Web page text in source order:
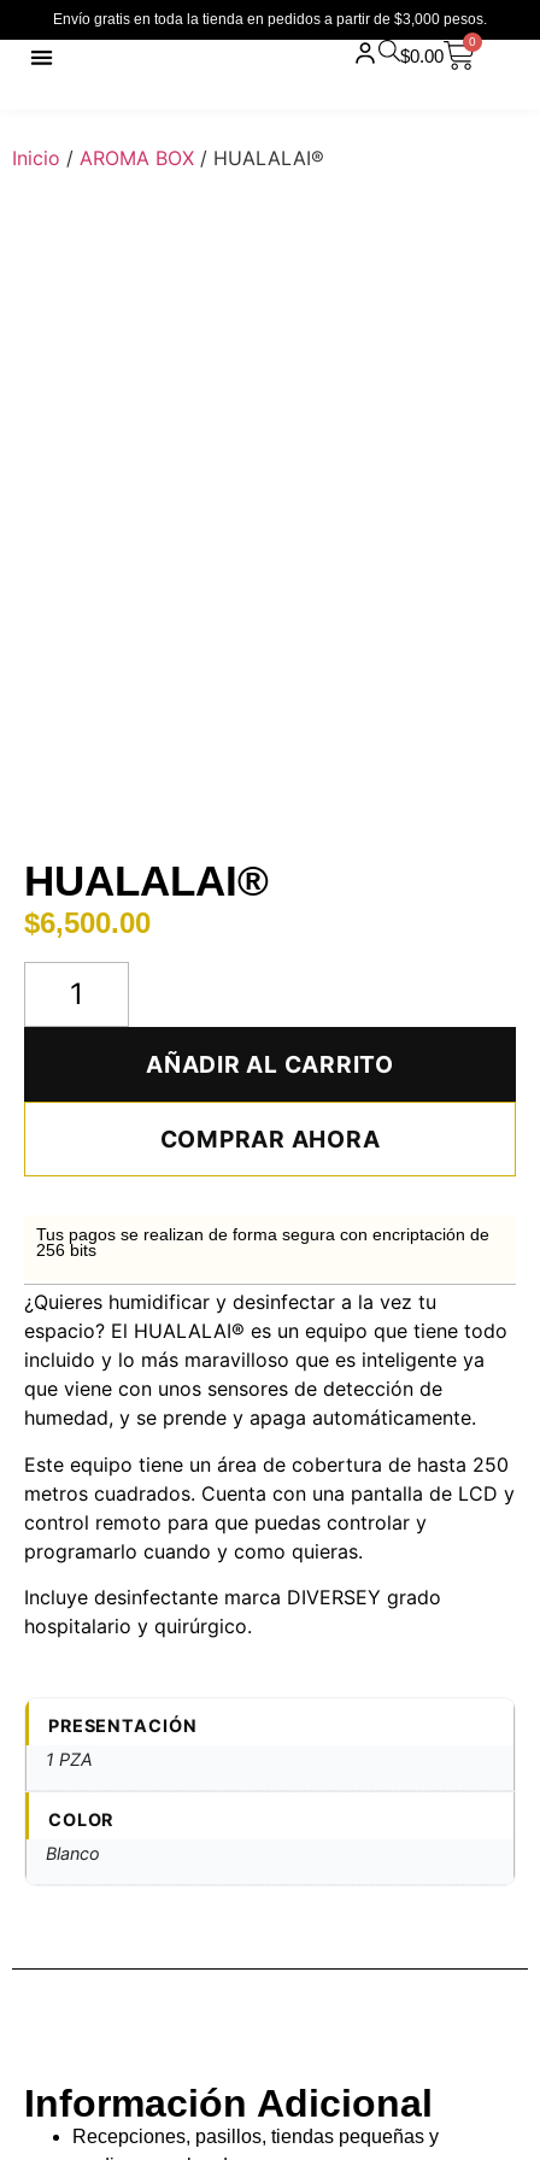
Envío gratis en toda la tienda en pedidos a partir de $3,000 pesos.
$0.00
0
Inicio / AROMA BOX / HUALALAI®
HUALALAI®
$6,500.00
AÑADIR AL CARRITO
COMPRAR AHORA
Tus pagos se realizan de forma segura con encriptación de
256 bits
¿Quieres humidificar y desinfectar a la vez tu
espacio? El HUALALAI® es un equipo que tiene todo
incluido y lo más maravilloso que es inteligente ya
que viene con unos sensores de detección de
humedad, y se prende y apaga automáticamente.
Este equipo tiene un área de cobertura de hasta 250
metros cuadrados. Cuenta con una pantalla de LCD y
control remoto para que puedas controlar y
programarlo cuando y como quieras.
Incluye desinfectante marca DIVERSEY grado
hospitalario y quirúrgico.
PRESENTACIÓN
1 PZA
COLOR
Blanco
Información Adicional
Recepciones, pasillos, tiendas pequeñas y